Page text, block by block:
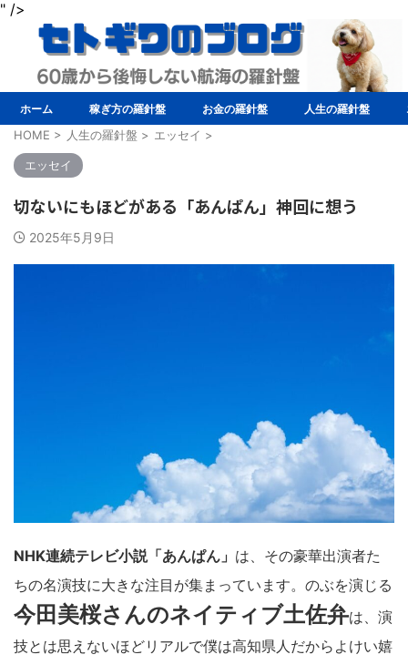
" />
ホーム 稼ぎ方の羅針盤 お金の羅針盤 人生の羅針盤
HOME > 人生の羅針盤 > エッセイ >
エッセイ
切ないにもほどがある「あんぱん」神回に想う
2025年5月9日
NHK連続テレビ小説「あんぱん」 は、その豪華出演者た
ちの名演技に大きな注目が集まっています。のぶを演じる
今田美桜さんのネイティブ土佐弁は、演
技とは思えないほどリアルで僕は高知県人だからよけい嬉